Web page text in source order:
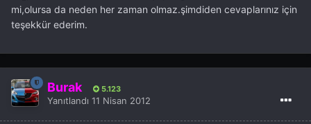
mi,olursa da neden her zaman olmaz.şimdiden cevaplarınız için
teşekkür ederim.
Burak 5.123
Yanıtlandı 11 Nisan 2012